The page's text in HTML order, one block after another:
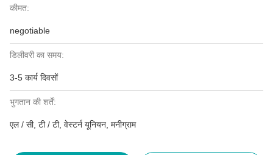
कीमत:
negotiable
डिलीवरी का समय:
3-5 कार्य दिवसों
भुगतान की शर्तें:
एल / सी, टी / टी, वेस्टर्न यूनियन, मनीग्राम